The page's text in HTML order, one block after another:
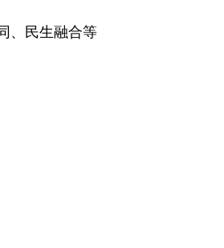
、民生融合等